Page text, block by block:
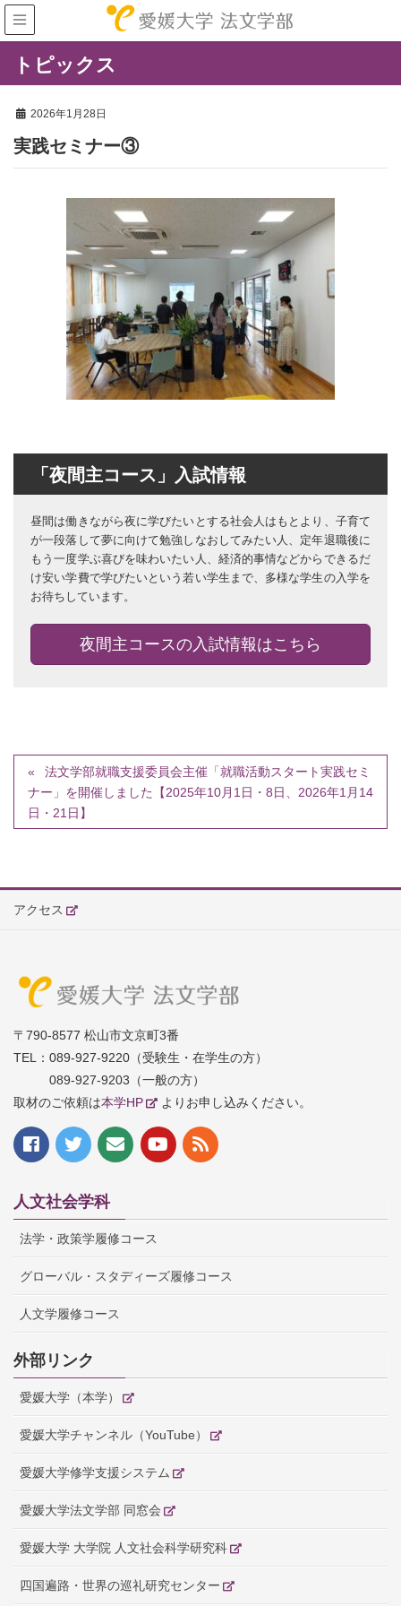
トピックス
2026年1月28日
実践セミナー③
「夜間主コース」入試情報
昼間は働きながら夜に学びたいとする社会人はもとより、子育て
が一段落して夢に向けて勉強しなおしてみたい人、定年退職後に
もう一度学ぶ喜びを味わいたい人、経済的事情などからできるだ
け安い学費で学びたいという若い学生まで、多様な学生の入学を
お待ちしています。
夜間主コースの入試情報はこちら
法文学部就職支援委員会主催「就職活動スタート実践セミ
ナー」を開催しました【2025年10月1日・8日、2026年1月14
日・21日】
アクセス
〒790-8577 松山市文京町3番
TEL： 089-927-9220（受験生・在学生の方）
089-927-9203（一般の方）
取材のご依頼は本学HP よりお申し込みください。
人文社会学科
法学・政策学履修コース
グローバル・スタディーズ履修コース
人文学履修コース
外部リンク
愛媛大学（本学）
愛媛大学チャンネル（YouTube）
愛媛大学修学支援システム
愛媛大学法文学部 同窓会
愛媛大学 大学院 人文社会科学研究科
四国遍路・世界の巡礼研究センター